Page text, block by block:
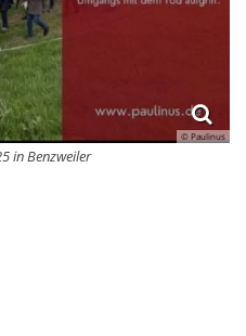
© Paulinus
in Benzweiler